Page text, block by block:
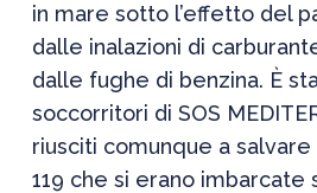
in mare sotto l’effetto del
dalle inalazioni di
dalle fughe di benzina. È
soccorritori di SOS
riusciti comunque a
119 che si erano imbarcate